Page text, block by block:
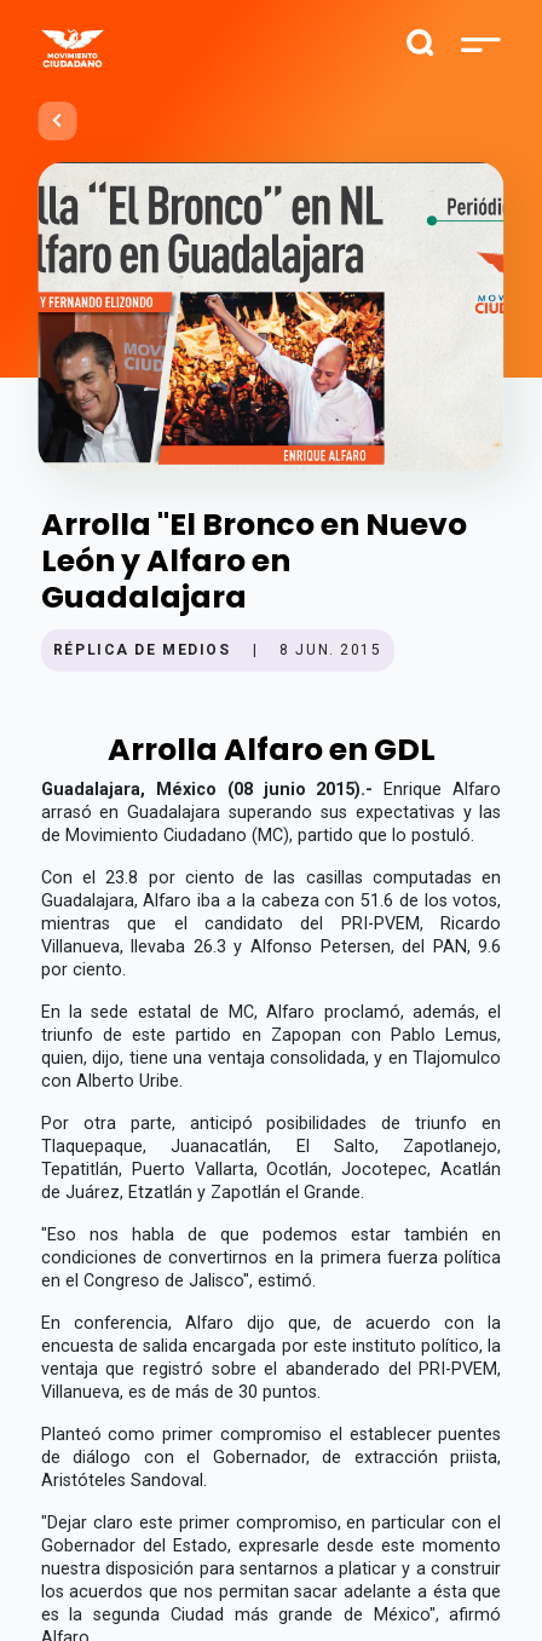
Arrolla "El Bronco en Nuevo
León y Alfaro en
Guadalajara
RÉPLICA DE MEDIOS 8 JUN. 2015
Arrolla Alfaro en GDL
Guadalajara, México (08 junio 2015).-Enrique Alfaro
arrasó en Guadalajara superando sus expectativas y las
de Movimiento Ciudadano (MC), partido que lo postuló.
Con el 23.8 por ciento de las casillas computadas en
Guadalajara, Alfaro iba a la cabeza con 51.6 de los votos,
mientras que el candidato del PRI-PVEM, Ricardo
Villanueva, llevaba 26.3 y Alfonso Petersen, del PAN, 9.6
por ciento.
En la sede estatal de MC, Alfaro proclamó, además, el
triunfo de este partido en Zapopan con Pablo Lemus,
quien, dijo, tiene una ventaja consolidada, y en Tlajomulco
con Alberto Uribe.
Por otra parte, anticipó posibilidades de triunfo en
Tlaquepaque, Juanacatlán, El Salto, Zapotlanejo,
Tepatitlán, Puerto Vallarta, Ocotlán, Jocotepec, Acatlán
de Juárez, Etzatlán y Zapotlán el Grande.
"Eso nos habla de que podemos estar también en
condiciones de convertirnos en la primera fuerza política
en el Congreso de Jalisco", estimó.
En conferencia, Alfaro dijo que, de acuerdo con la
encuesta de salida encargada por este instituto político, la
ventaja que registró sobre el abanderado del PRI-PVEM,
Villanueva, es de más de 30 puntos.
Planteó como primer compromiso el establecer puentes
de diálogo con el Gobernador, de extracción priista,
Aristóteles Sandoval.
"Dejar claro este primer compromiso, en particular con el
Gobernador del Estado, expresarle desde este momento
nuestra disposición para sentarnos a platicar y a construir
los acuerdos que nos permitan sacar adelante a ésta que
es la segunda Ciudad más grande de México", afirmó
Alfaro.